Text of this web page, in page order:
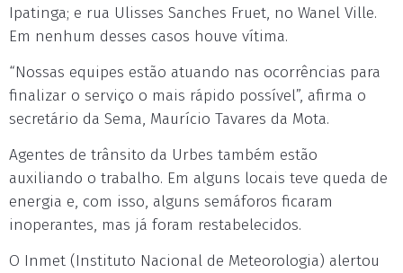
Ipatinga; e rua Ulisses Sanches Fruet, no Wanel Ville.
Em nenhum desses casos houve vítima.
“Nossas equipes estão atuando nas ocorrências para
finalizar o serviço o mais rápido possível”, afirma o
secretário da Sema, Maurício Tavares da Mota.
Agentes de trânsito da Urbes também estão
auxiliando o trabalho. Em alguns locais teve queda de
energia e, com isso, alguns semáforos ficaram
inoperantes, mas já foram restabelecidos.
O Inmet (Instituto Nacional de Meteorologia) alertou